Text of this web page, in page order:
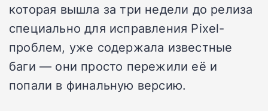
которая вышла за три недели до релиза
специально для исправления Pixel-
проблем, уже содержала известные
баги — они просто пережили её и
попали в финальную версию.